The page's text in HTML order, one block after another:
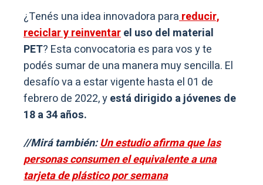
¿Tenés una idea innovadora parareducir,
reciclar y reinventarel uso del material
PET? Esta convocatoria es para vos y te
podés sumar de una manera muy sencilla. El
desafío va a estar vigente hasta el 01 de
febrero de 2022, yestá dirigido a jóvenes de
18 a 34 años.
//Mirá también:Un estudio afirma que las
personas consumen el equivalente a una
tarjeta de plástico por semana